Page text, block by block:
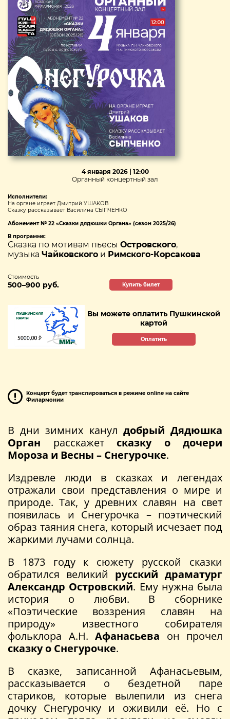
4 января 2026 | 12:00
Органный концертный зал
Исполнители:
На органе играет Дмитрий УШАКОВ
Сказку рассказывает Василина СЫПЧЕНКО
Абонемент № 22 «Сказки дядюшки Органа» (сезон 2025/26)
В программе:
Сказка по мотивам пьесы Островского,
музыка Чайковского и Римского-Корсакова
Стоимость
500–900 руб. Купить билет
Вы можете оплатить Пушкинской
картой
Оплатить
Концерт будет транслироваться в режиме online на сайте
Филармонии
В дни зимних канул добрый Дядюшка
Орган расскажет сказку о дочери
Мороза и Весны – Снегурочке.
Издревле люди в сказках и легендах
отражали свои представления о мире и
природе. Так, у древних славян на свет
появилась и Снегурочка – поэтический
образ таяния снега, который исчезает под
жаркими лучами солнца.
В 1873 году к сюжету русской сказки
обратился великий русский драматург
Александр Островский. Ему нужна была
история о любви. В сборнике
«Поэтические воззрения славян на
природу» известного собирателя
фольклора А.Н. Афанасьева он прочел
сказку о Снегурочке.
В сказке, записанной Афанасьевым,
рассказывается о бездетной паре
стариков, которые вылепили из снега
дочку Снегурочку и оживили её. Но с